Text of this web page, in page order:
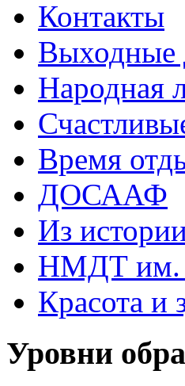
Контакты
Выходные
Народная
Время
ДОСААФ
Из
НМДТ им.
Красота и
Уровни